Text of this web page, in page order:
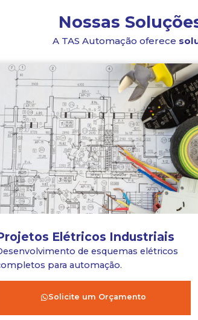
Nossas
A TAS Automação oferece
Elétricos Industriais
de esquemas elétricos
para automação.
Solicite um Orçamento